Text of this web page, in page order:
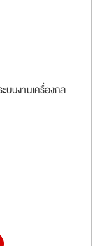
บบงานเครื่องกล